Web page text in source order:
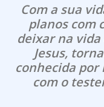
Com a sua
planos com
deixar na vida
Jesus,
conhecida por
com o